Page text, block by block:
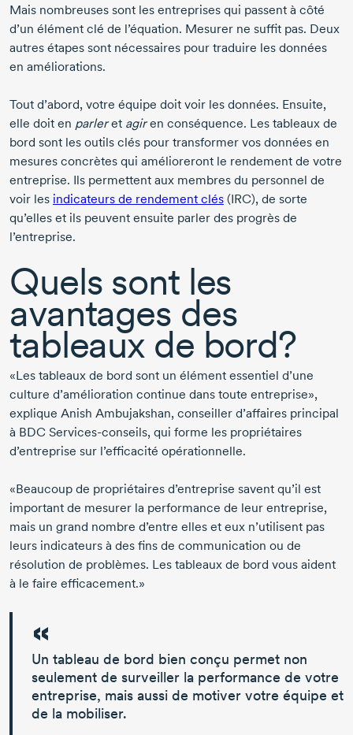
Mais nombreuses sont les entreprises qui passent à côté
d’un élément clé de l’équation. Mesurer ne suffit pas. Deux
autres étapes sont nécessaires pour traduire les données
en améliorations.
Tout d’abord, votre équipe doit voir les données. Ensuite,
elle doit en parleret agiren conséquence. Les tableaux de
bord sont les outils clés pour transformer vos données en
mesures concrètes qui amélioreront le rendement de votre
entreprise. Ils permettent aux membres du personnel de
voir les indicateurs de rendement clés (IRC), de sorte
qu’elles et ils peuvent ensuite parler des progrès de
l’entreprise.
Quels sont les
avantages des
tableaux de bord?
«Les tableaux de bord sont un élément essentiel d’une
culture d’amélioration continue dans toute entreprise»,
explique Anish Ambujakshan, conseiller d’affaires principal
à BDC Services-conseils, qui forme les propriétaires
d’entreprise sur l’efficacité opérationnelle.
«Beaucoup de propriétaires d’entreprise savent qu’il est
important de mesurer la performance de leur entreprise,
mais un grand nombre d’entre elles et eux n’utilisent pas
leurs indicateurs à des fins de communication ou de
résolution de problèmes. Les tableaux de bord vous aident
à le faire efficacement.»
Un tableau de bord bien conçu permet non
seulement de surveiller la performance de votre
entreprise, mais aussi de motiver votre équipe et
de la mobiliser.